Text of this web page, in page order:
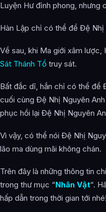
Luyện Hư đỉnh phong, nhưng
Hàn Lập chỉ có thể để Đệ
Về sau, khi Ma giới xâm lược,
Sát Thánh Tổ truy sát.
Bất đắc dĩ, hắn chỉ có thể để
cuối cùng Đệ Nhị Nguyên
phục hồi lại Đệ Nhị Nguyên
Vì vậy, có thể nói Đệ Nhị
lão ma dùng mãi không chán.
Trên đây là những thông tin
trong thư mục “Nhân Vật“.
hấp dẫn trong thời gian tới nhé!